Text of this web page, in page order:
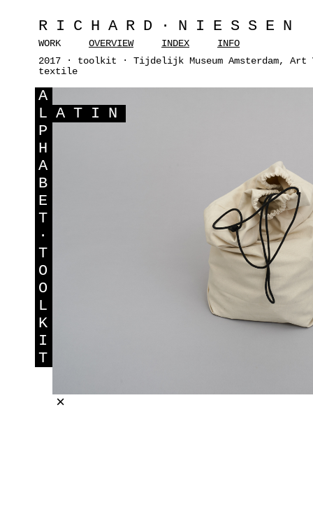
RICHARD·NIESSEN
WORK OVERVIEW INDEX
INFO
2017 · toolkit · Tijdelijk Museum Amsterdam,
textile
A
L ATIN
P
H
A
B
E
T
·
T
O
O
L
K
I
T
×